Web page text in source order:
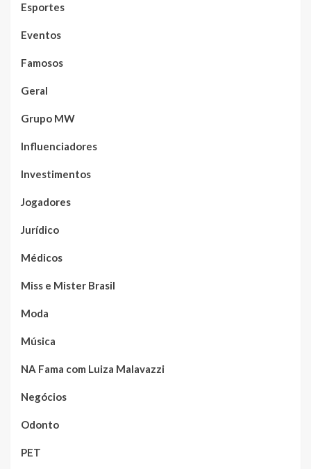
Esportes
Eventos
Famosos
Geral
Grupo MW
Influenciadores
Investimentos
Jogadores
Jurídico
Médicos
Miss e Mister Brasil
Moda
Música
NA Fama com Luiza Malavazzi
Negócios
Odonto
PET